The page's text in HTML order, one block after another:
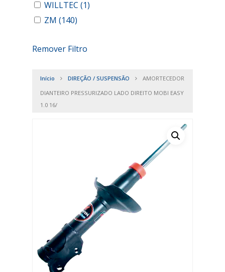
WILLTEC (1)
ZM (140)
Remover Filtro
Início DIREÇÃO / SUSPENSÃO
AMORTECEDOR
DIANTEIRO PRESSURIZADO LADO DIREITO MOBI EASY
1.0 16/